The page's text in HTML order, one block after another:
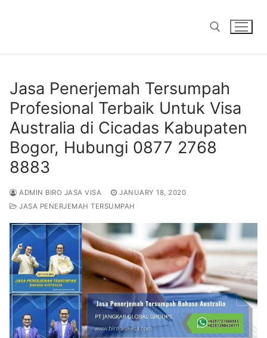
Jasa Penerjemah Tersumpah
Profesional Terbaik Untuk Visa
Australia di Cicadas Kabupaten
Bogor, Hubungi 0877 2768
8883
ADMIN BIRO JASA VISA
JANUARY 18, 2020
JASA PENERJEMAH TERSUMPAH